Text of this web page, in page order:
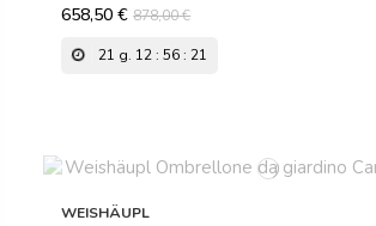
658,50 €878,00 €
21 g. 12: 56: 21
WEISHÄUPL